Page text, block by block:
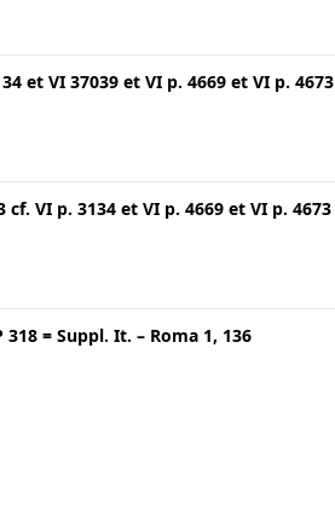
et VI 37039 et VI p. 4669 et VI p. 4673
cf. VI p. 3134 et VI p. 4669 et VI p. 4673
318 = Suppl. It. – Roma 1, 136